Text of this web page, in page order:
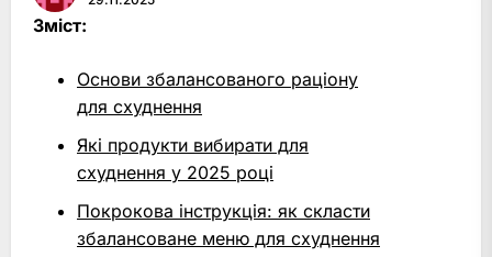
Зміст:
Основи збалансованого раціону
для схуднення
Які продукти вибирати для
схуднення у 2025 році
Покрокова інструкція: як скласти
збалансоване меню для схуднення